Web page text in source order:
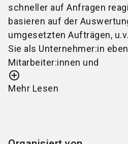
schneller auf Anfragen
basieren auf der
umgesetzten Aufträgen,
Sie als Unternehmer:in
Mitarbeiter:innen und
add_circle_outline
Mehr Lesen